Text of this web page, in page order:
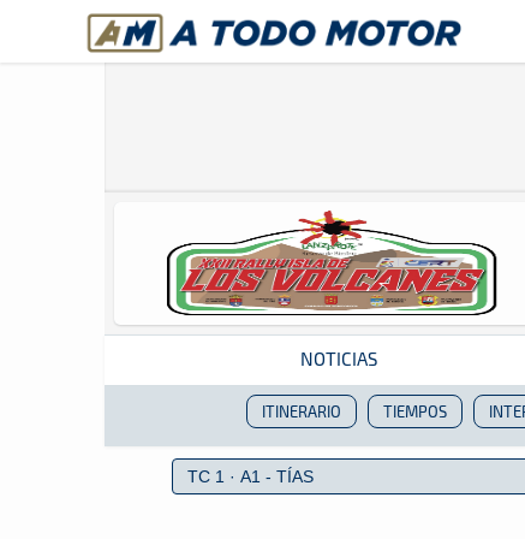
A Todo Motor· Revista del motor desde 1999
Revista del motor desde 1999
NOTICIAS
ITINERARIO TIEMPOS